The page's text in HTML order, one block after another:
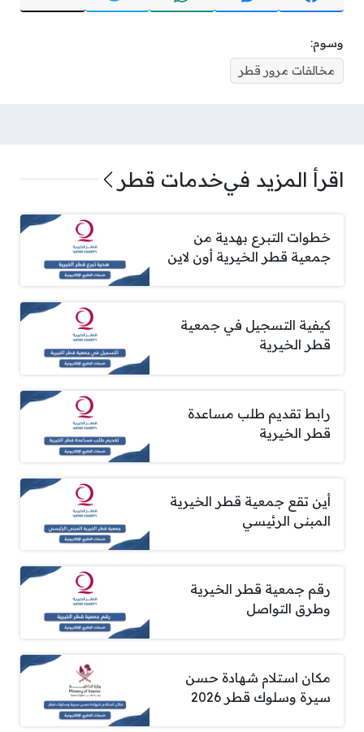
وسوم:
مخالفات مرور قطر
اقرأ المزيد فيخدمات قطر
خطوات التبرع بهدية من
جمعية قطر الخيرية أون لاين
كيفية التسجيل في جمعية
قطر الخيرية
رابط تقديم طلب مساعدة
قطر الخيرية
أين تقع جمعية قطر الخيرية
المبنى الرئيسي
رقم جمعية قطر الخيرية
وطرق التواصل
مكان استلام شهادة حسن
سيرة وسلوك قطر 2026